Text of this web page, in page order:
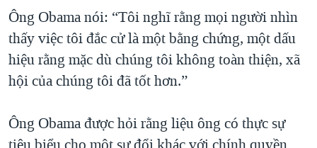
Ông Obama nói: “Tôi nghĩ rằng mọi người nhìn
thấy việc tôi đắc cử là một bằng chứng, một dấu
hiệu rằng mặc dù chúng tôi không toàn thiện, xã
hội của chúng tôi đã tốt hơn.”
Ông Obama được hỏi rằng liệu ông có thực sự